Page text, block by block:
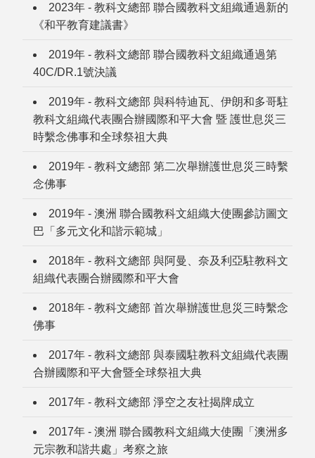
2023年 - 教科文總部 聯合國教科文組織通過新的
《和平教育建議書》
2019年 - 教科文總部 聯合國教科文組織通過第
40C/DR.1號決議
2019年 - 教科文總部 與科特迪瓦、伊朗和多哥駐
教科文組織代表團合辦國際和平大會 暨 護世息災三
時繫念佛事和全球祭祖大典
2019年 - 教科文總部 第二次舉辦護世息災三時繫
念佛事
2019年 - 澳洲 聯合國教科文組織大使團參訪圖文
巴「多元文化和諧示範城」
2018年 - 教科文總部 與阿曼、奈及利亞駐教科文
組織代表團合辦國際和平大會
2018年 - 教科文總部 首次舉辦護世息災三時繫念
佛事
2017年 - 教科文總部 與泰國駐教科文組織代表團
合辦國際和平大會暨全球祭祖大典
2017年 - 教科文總部 淨空之友社揭牌成立
2017年 - 澳洲 聯合國教科文組織大使團「澳洲多
元宗教和諧共處」考察之旅